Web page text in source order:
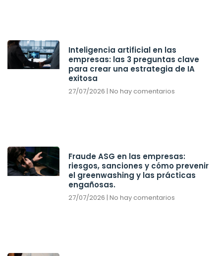
Inteligencia artificial en las
empresas: las 3 preguntas clave
para crear una estrategia de IA
exitosa
27/07/2026 No hay comentarios
Fraude ASG en las empresas:
riesgos, sanciones y cómo prevenir
el greenwashing y las prácticas
engañosas.
27/07/2026 No hay comentarios